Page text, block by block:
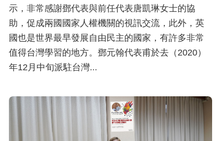
示，非常感謝鄧代表與前任代表唐凱琳女士的協
助，促成兩國國家人權機關的視訊交流，此外，英
國也是世界最早發展自由民主的國家，有許多非常
值得台灣學習的地方。鄧元翰代表甫於去（2020）
年12月中旬派駐台灣...